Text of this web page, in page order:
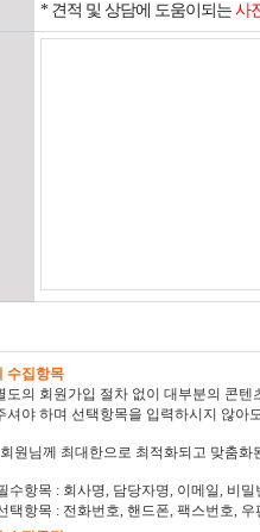
* 견적 및 상담에 도움이되는 사